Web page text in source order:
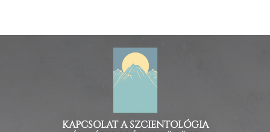
KAPCSOLAT A SZCIENTOLÓGIA